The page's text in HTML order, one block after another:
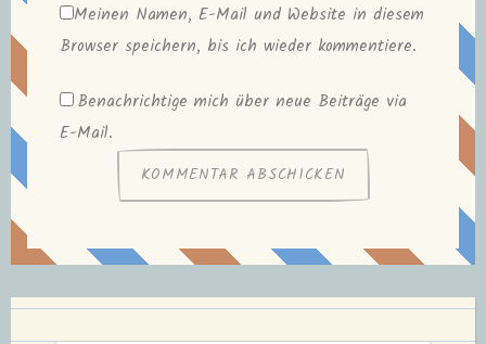
Meinen Namen, E-Mail und Website in diesem
Browser speichern, bis ich wieder kommentiere.
Benachrichtige mich über neue Beiträge via
E-Mail.